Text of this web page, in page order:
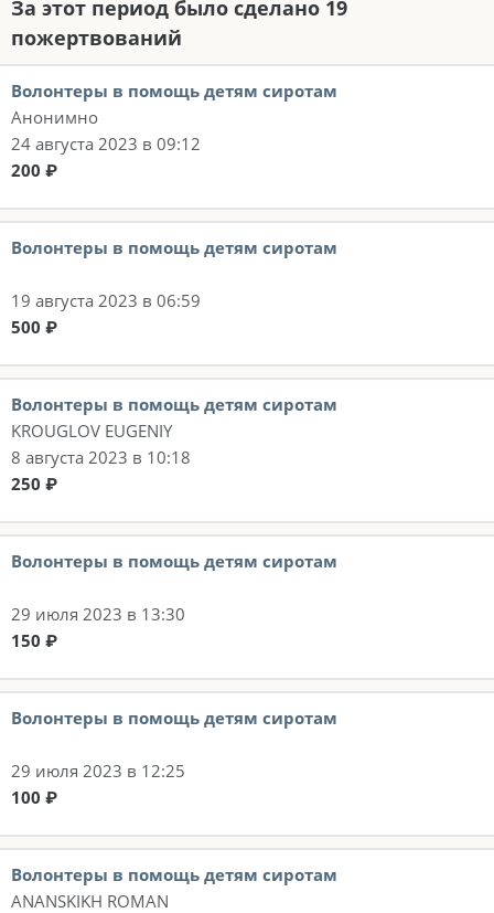
За этот период было сделано 19
пожертвований
Волонтеры в помощь детям сиротам
Анонимно
24 августа 2023 в 09:12
200 ₽
Волонтеры в помощь детям сиротам
19 августа 2023 в 06:59
500 ₽
Волонтеры в помощь детям сиротам
KROUGLOV EUGENIY
8 августа 2023 в 10:18
250 ₽
Волонтеры в помощь детям сиротам
29 июля 2023 в 13:30
150 ₽
Волонтеры в помощь детям сиротам
29 июля 2023 в 12:25
100 ₽
Волонтеры в помощь детям сиротам
ANANSKIKH ROMAN